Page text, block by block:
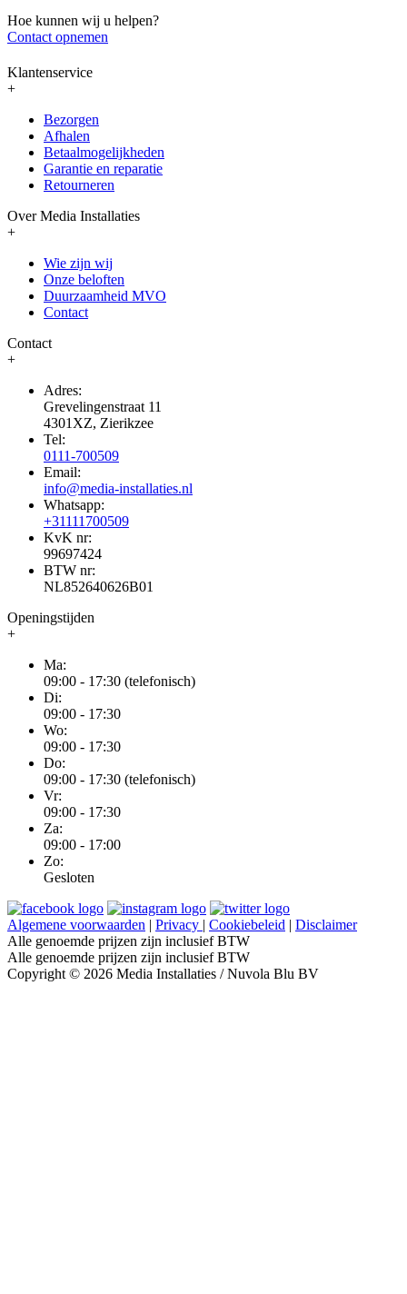
Hoe kunnen wij u helpen?
Contact opnemen
Klantenservice
+
Bezorgen
Afhalen
Betaalmogelijkheden
Garantie en reparatie
Retourneren
Over Media Installaties
+
Wie zijn wij
Onze beloften
Duurzaamheid MVO
Contact
Contact
+
Adres:
Grevelingenstraat 11
4301XZ, Zierikzee
Tel:
0111-700509
Email:
info@media-installaties.nl
Whatsapp:
+31111700509
KvK nr:
99697424
BTW nr:
NL852640626B01
Openingstijden
+
Ma:
09:00 - 17:30 (telefonisch)
Di:
09:00 - 17:30
Wo:
09:00 - 17:30
Do:
09:00 - 17:30 (telefonisch)
Vr:
09:00 - 17:30
Za:
09:00 - 17:00
Zo:
Gesloten
Algemene voorwaarden | Privacy | Cookiebeleid | Disclaimer
Alle genoemde prijzen zijn inclusief BTW
Alle genoemde prijzen zijn inclusief BTW
Copyright © 2026 Media Installaties / Nuvola Blu BV